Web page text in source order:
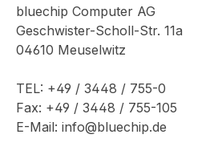
bluechip Computer AG
Geschwister-Scholl-Str. 11a
04610 Meuselwitz
TEL: +49 / 3448 / 755-0
Fax: +49 / 3448 / 755-105
E-Mail: info@bluechip.de